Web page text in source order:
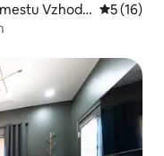
Vzhodn
5 (16)
»Izbira gostov«